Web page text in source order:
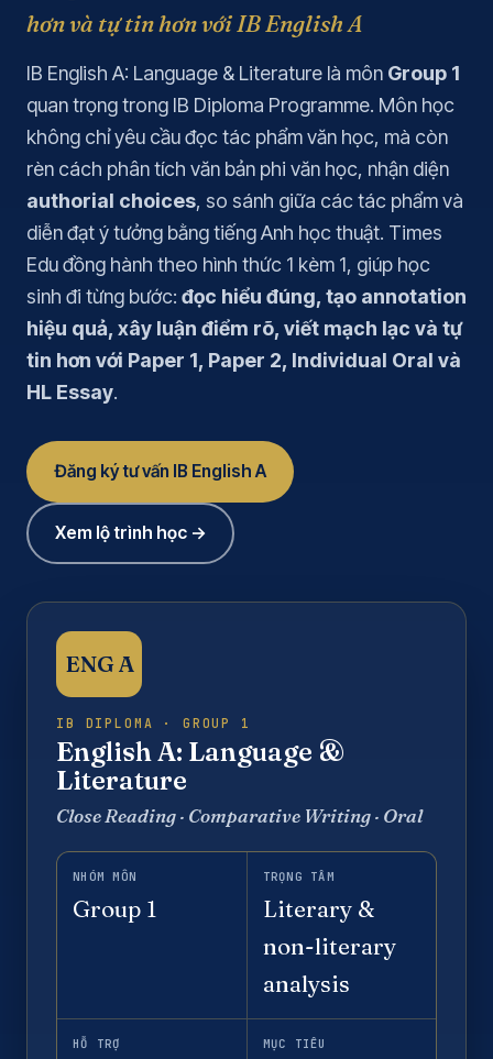
hơn và tự tin hơn với IB English A
IB English A: Language & Literature là môn Group 1
quan trọng trong IB Diploma Programme. Môn học
không chỉ yêu cầu đọc tác phẩm văn học, mà còn
rèn cách phân tích văn bản phi văn học, nhận diện
authorial choices, so sánh giữa các tác phẩm và
diễn đạt ý tưởng bằng tiếng Anh học thuật. Times
Edu đồng hành theo hình thức 1 kèm 1, giúp học
sinh đi từng bước: đọc hiểu đúng, tạo annotation
hiệu quả, xây luận điểm rõ, viết mạch lạc và tự
tin hơn với Paper 1, Paper 2, Individual Oral và
HL Essay.
Đăng ký tư vấn IB English A
Xem lộ trình học →
ENG A
IB DIPLOMA · GROUP 1
English A: Language &
Literature
Close Reading · Comparative Writing · Oral
NHÓM MÔN
Group 1
TRỌNG TÂM
Literary &
non-literary
analysis
HỖ TRỢ MỤC TIÊU